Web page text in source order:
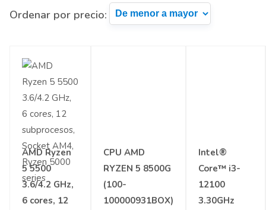
Ordenar por precio:
AMD Ryzen
5 5500
3.6/4.2 GHz,
6 cores, 12
CPU AMD
RYZEN 5 8500G
(100-
100000931BOX)
Intel®
Core™ i3-
12100
3.30GHz